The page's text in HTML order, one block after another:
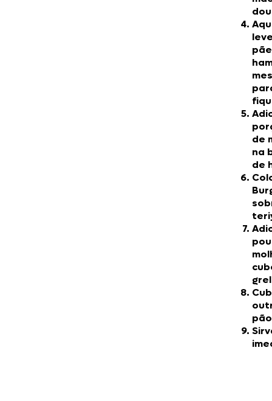
de
na
de